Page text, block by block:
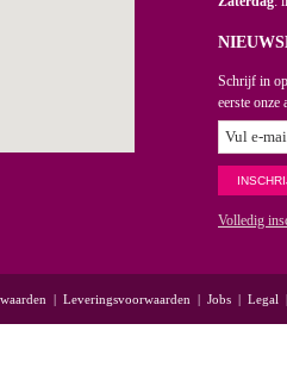
Schrijf in
eerste onze
Volledig
| Leveringsvoorwaarden | Jobs | Legal